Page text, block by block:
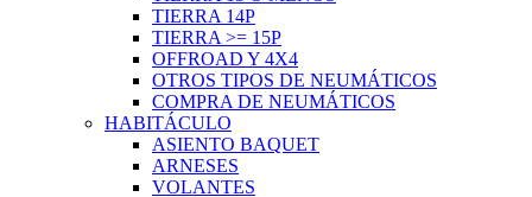
TIERRA 14P
TIERRA >= 15P
OFFROAD Y 4X4
OTROS TIPOS DE NEUMÁTICOS
COMPRA DE NEUMÁTICOS
HABITÁCULO
ASIENTO BAQUET
ARNESES
VOLANTES